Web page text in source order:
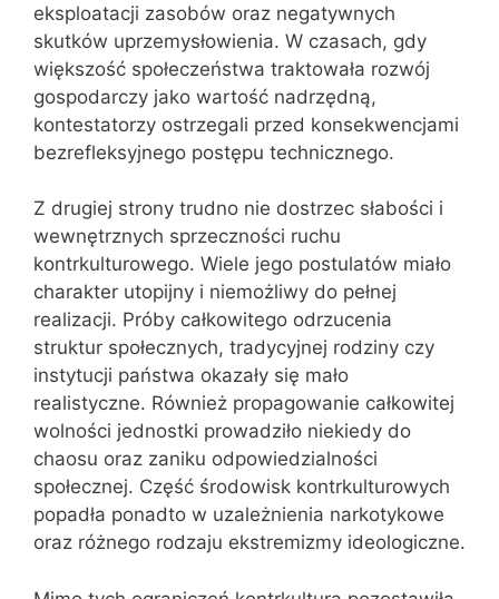
eksploatacji zasobów oraz negatywnych
skutków uprzemysłowienia. W czasach, gdy
większość społeczeństwa traktowała rozwój
gospodarczy jako wartość nadrzędną,
kontestatorzy ostrzegali przed konsekwencjami
bezrefleksyjnego postępu technicznego.
Z drugiej strony trudno nie dostrzec słabości i
wewnętrznych sprzeczności ruchu
kontrkulturowego. Wiele jego postulatów miało
charakter utopijny i niemożliwy do pełnej
realizacji. Próby całkowitego odrzucenia
struktur społecznych, tradycyjnej rodziny czy
instytucji państwa okazały się mało
realistyczne. Również propagowanie całkowitej
wolności jednostki prowadziło niekiedy do
chaosu oraz zaniku odpowiedzialności
społecznej. Część środowisk kontrkulturowych
popadła ponadto w uzależnienia narkotykowe
oraz różnego rodzaju ekstremizmy ideologiczne.